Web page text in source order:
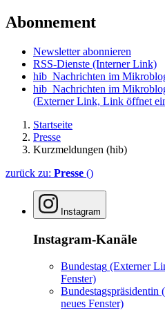
Abonnement
Newsletter abonnieren
RSS-Dienste (Interner Link)
hib_Nachrichten im
hib_Nachrichten im
(Externer Link, Link öffnet
Startseite
Presse
Kurzmeldungen (hib)
zurück zu: Presse ()
Instagram
Instagram-Kanäle
Bundestag (Externer
Fenster)
Bundestagspräsidentin
neues Fenster)